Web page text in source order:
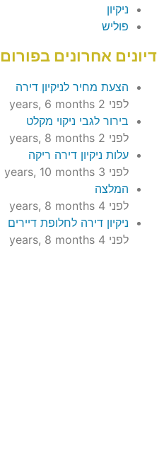
ניקיון
פוליש
דיונים אחרונים בפורום
הצעת מחיר לניקיון דירה
לפני 2 years, 6 months
בירור לגבי ניקוי מקלט
לפני 2 years, 8 months
עלות ניקיון דירה ריקה
לפני 3 years, 10 months
המלצה
לפני 4 years, 8 months
ניקיון דירה לחלופת דיירים
לפני 4 years, 8 months